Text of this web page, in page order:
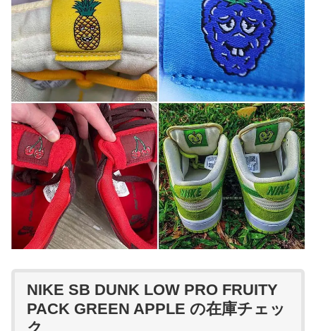
NIKE SB DUNK LOW PRO FRUITY
PACK GREEN APPLE の在庫チェッ